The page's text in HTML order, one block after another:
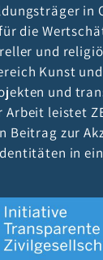
in
die
und
Kunst
und
leistet
Beitrag zur
in